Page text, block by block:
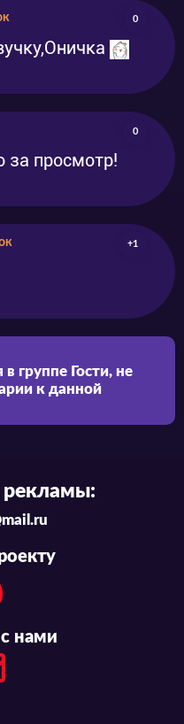
0
0
за просмотр!
+1
в группе Гости, не
к данной
рекламы:
с нами